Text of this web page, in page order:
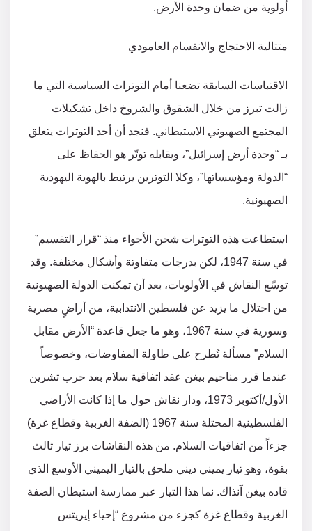
أولوية من ضمان وحدة الأرض.
متتالية الاحتجاج والانقسام العامودي
الاقتباسات السابقة تضعنا أمام التوترات السياسية التي ما
زالت تبرز من خلال الشقوق والشروخ داخل تشكيلات
المجتمع الصهيوني الاستيطاني. فنجد أن أحد التوترات يتعلق
بـ “وحدة أرض إسرائيل”، ويقابله توتّر هو الحفاظ على
“الدولة ومؤسساتها”، وكلا التوترين يرتبط بالهوية اليهودية
الصهيونية.
استطاعت هذه التوترات شحن الأجواء منذ “قرار التقسيم”
في سنة 1947، لكن بدرجات متفاوتة وأشكال مختلفة. وقد
توسّع النقاش في الأولويات، بعد أن تمكنت الدولة الصهيونية
من احتلال ما يزيد عن فلسطين الانتدابية، من أراضٍ مصرية
وسورية في سنة 1967، وهو ما جعل قاعدة “الأرض مقابل
السلام” مسألة تُطرح على طاولة المفاوضات، وخصوصاً
عندما قرر مناحيم بيغن عقد اتفاقية سلام بعد حرب تشرين
الأول/أكتوبر 1973، ودار نقاش حول ما إذا كانت الأراضي
الفلسطينية المحتلة سنة 1967 (الضفة الغربية وقطاع غزة)
جزءاً من اتفاقيات السلام. من هذه النقاشات برز تيار ثالث
بقوة، وهو تيار يميني ديني ملحق بالتيار اليميني الأوسع الذي
قاده بيغن آنذاك. نما هذا التيار عبر ممارسة استيطان الضفة
الغربية وقطاع غزة كجزء من مشروع “إحياء إيريتس